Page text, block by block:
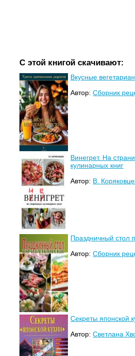
С этой книгой скачивают:
Вкусные
Автор:Сборник
Винегрет. На
кулинарных книг
Автор: В.
Праздничный стол
Автор:Сборник
Секреты японской
Автор:Светлана